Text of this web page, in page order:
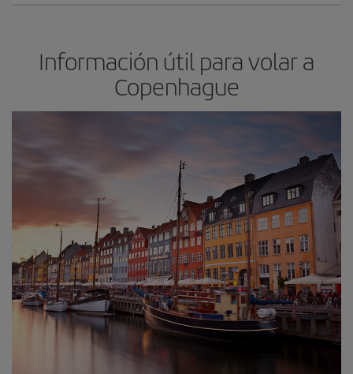
Información útil para volar a
Copenhague